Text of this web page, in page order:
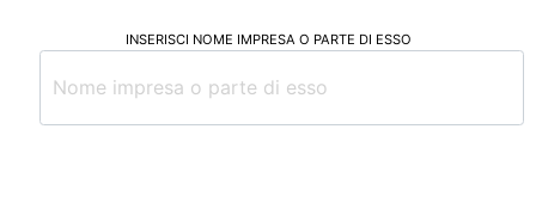
INSERISCI NOME IMPRESA O PARTE DI ESSO